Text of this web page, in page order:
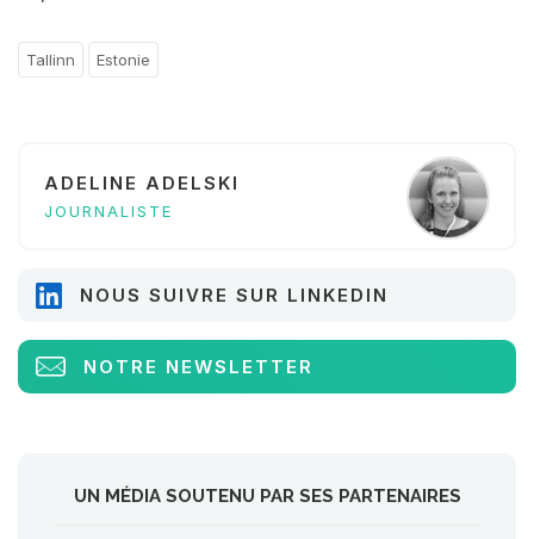
Tallinn Estonie
ADELINE ADELSKI
JOURNALISTE
NOUS SUIVRE SUR LINKEDIN
NOTRE NEWSLETTER
UN MÉDIA SOUTENU PAR SES PARTENAIRES